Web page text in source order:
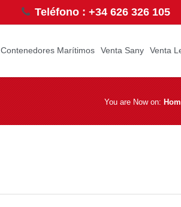
Teléfono : +34 626 326 105
Contenedores Marítimos Venta Sany Venta
You are Now on: